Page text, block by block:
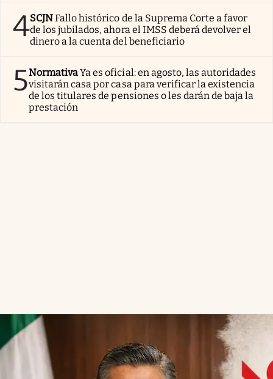
4SCJNFallo histórico de la Suprema Corte a favor
de los jubilados, ahora el IMSS deberá devolver el
dinero a la cuenta del beneficiario
5NormativaYa es oficial: en agosto, las autoridades
visitarán casa por casa para verificar la existencia
de los titulares de pensiones o les darán de baja la
prestación